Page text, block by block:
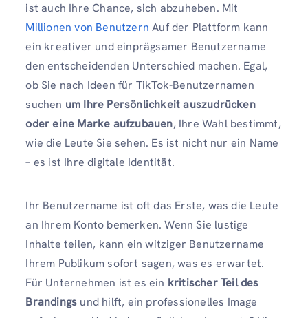
ist auch Ihre Chance, sich abzuheben. Mit
Millionen von Benutzern Auf der Plattform kann
ein kreativer und einprägsamer Benutzername
den entscheidenden Unterschied machen. Egal,
ob Sie nach Ideen für TikTok-Benutzernamen
suchen um Ihre Persönlichkeit auszudrücken
oder eine Marke aufzubauen, Ihre Wahl bestimmt,
wie die Leute Sie sehen. Es ist nicht nur ein Name
– es ist Ihre digitale Identität.
Ihr Benutzername ist oft das Erste, was die Leute
an Ihrem Konto bemerken. Wenn Sie lustige
Inhalte teilen, kann ein witziger Benutzername
Ihrem Publikum sofort sagen, was es erwartet.
Für Unternehmen ist es ein kritischer Teil des
Brandings und hilft, ein professionelles Image